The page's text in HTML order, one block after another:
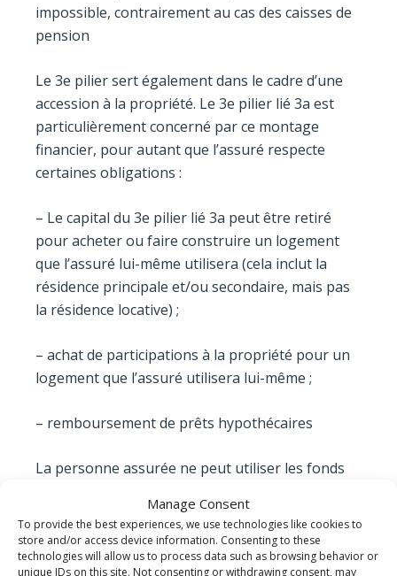
Manage Consent
To provide the best experiences, we use technologies like cookies to
store and/or access device information. Consenting to these
technologies will allow us to process data such as browsing behavior or
unique IDs on this site. Not consenting or withdrawing consent, may
impossible, contrairement au cas des caisses de
pension
Le 3e pilier sert également dans le cadre d’une
accession à la propriété. Le 3e pilier lié 3a est
particulièrement concerné par ce montage
financier, pour autant que l’assuré respecte
certaines obligations :
– Le capital du 3e pilier lié 3a peut être retiré
pour acheter ou faire construire un logement
que l’assuré lui-même utilisera (cela inclut la
résidence principale et/ou secondaire, mais pas
la résidence locative) ;
– achat de participations à la propriété pour un
logement que l’assuré utilisera lui-même ;
– remboursement de prêts hypothécaires
La personne assurée ne peut utiliser les fonds
seul objet à la fois.
Comme vous l’aurez constaté, l’assuré doit